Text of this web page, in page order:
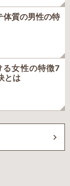
質の男性の特
る女性の特徴7
とは